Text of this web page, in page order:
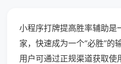
小程序打牌提高胜率辅助是
家，快速成为一个“必胜”的
用户可通过正规渠道获取使